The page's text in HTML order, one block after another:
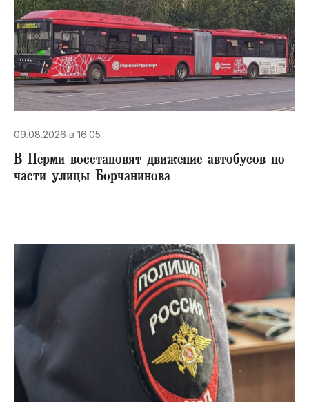
09.08.2026 в 16:05
В Перми восстановят движение автобусов по
части улицы Борчанинова